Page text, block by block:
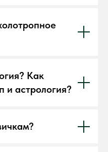
Как
и астрология?